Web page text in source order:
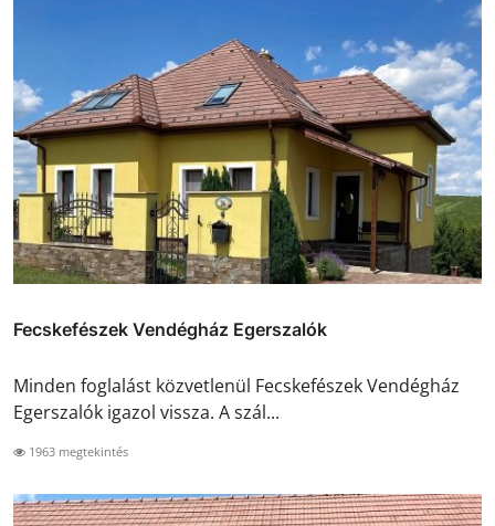
Fecskefészek Vendégház Egerszalók
Minden foglalást közvetlenül Fecskefészek Vendégház
Egerszalók igazol vissza. A szál...
1963 megtekintés